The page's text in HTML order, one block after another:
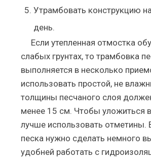
Утрамбовать конструкцию
день.
Если утепленная отмостка
слабых грунтах, то трамбовка
выполняется в несколько
использовать простой, не
толщины песчаного слоя
менее 15 см. Чтобы уложиться в
лучше использовать отметины.
песка нужно сделать немного
удобней работать с